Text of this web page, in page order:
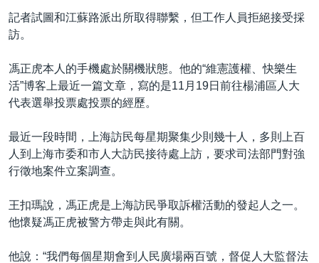
記者試圖和江蘇路派出所取得聯繫，但工作人員拒絕接受採
訪。
馮正虎本人的手機處於關機狀態。他的“維憲護權、快樂生
活”博客上最近一篇文章，寫的是11月19日前往楊浦區人大
代表選舉投票處投票的經歷。
最近一段時間，上海訪民每星期聚集少則幾十人，多則上百
人到上海市委和市人大訪民接待處上訪，要求司法部門對強
行徵地案件立案調查。
王扣瑪說，馮正虎是上海訪民爭取訴權活動的發起人之一。
他懷疑馮正虎被警方帶走與此有關。
他說：“我們每個星期會到人民廣場兩百號，督促人大監督法